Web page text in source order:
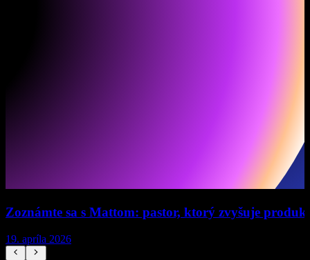
Zoznámte sa s Mattom: pastor, ktorý zvyšuje
19. apríla 2026